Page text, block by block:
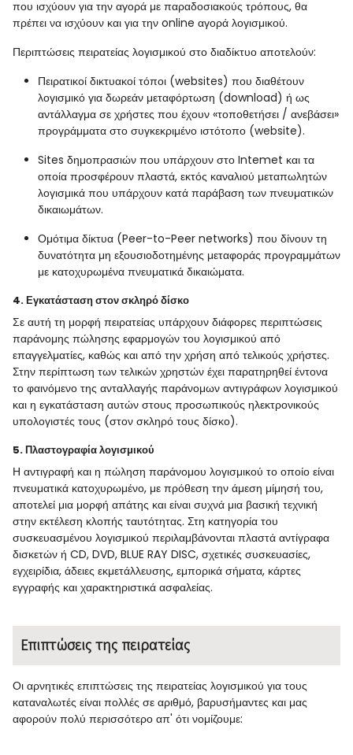
που ισχύουν για την αγορά με παραδοσιακούς τρόπους, θα
πρέπει να ισχύουν και για την online αγορά λογισμικού.
Περιπτώσεις πειρατείας λογισμικού στο διαδίκτυο αποτελούν:
Πειρατικοί δικτυακοί τόποι (websites) που διαθέτουν
λογισμικό για δωρεάν μεταφόρτωση (download) ή ως
αντάλλαγμα σε χρήστες που έχουν «τοποθετήσει / ανεβάσει»
προγράμματα στο συγκεκριμένο ιστότοπο (website).
Sites δημοπρασιών που υπάρχουν στο Intemet και τα
οποία προσφέρουν πλαστά, εκτός καναλιού μεταπωλητών
λογισμικά που υπάρχουν κατά παράβαση των πνευματικών
δικαιωμάτων.
Ομότιμα δίκτυα (Peer-to-Peer networks) που δίνουν τη
δυνατότητα μη εξουσιοδοτημένης μεταφοράς προγραμμάτων
με κατοχυρωμένα πνευματικά δικαιώματα.
4. Εγκατάσταση στον σκληρό δίσκο
Σε αυτή τη μορφή πειρατείας υπάρχουν διάφορες περιπτώσεις
παράνομης πώλησης εφαρμογών του λογισμικού από
επαγγελματίες, καθώς και από την χρήση από τελικούς χρήστες.
Στην περίπτωση των τελικών χρηστών έχει παρατηρηθεί έντονα
το φαινόμενο της ανταλλαγής παράνομων αντιγράφων λογισμικού
και η εγκατάσταση αυτών στους προσωπικούς ηλεκτρονικούς
υπολογιστές τους (στον σκληρό τους δίσκο).
5. Πλαστογραφία λογισμικού
Η αντιγραφή και η πώληση παράνομου λογισμικού το οποίο είναι
πνευματικά κατοχυρωμένο, με πρόθεση την άμεση μίμησή του,
αποτελεί μια μορφή απάτης και είναι συχνά μια βασική τεχνική
στην εκτέλεση κλοπής ταυτότητας. Στη κατηγορία του
συσκευασμένου λογισμικού περιλαμβάνονται πλαστά αντίγραφα
δισκετών ή CD, DVD, BLUE RAY DISC, σχετικές συσκευασίες,
εγχειρίδια, άδειες εκμετάλλευσης, εμπορικά σήματα, κάρτες
εγγραφής και χαρακτηριστικά ασφαλείας.
Επιπτώσεις της πειρατείας
Οι αρνητικές επιπτώσεις της πειρατείας λογισμικού για τους
καταναλωτές είναι πολλές σε αριθμό, βαρυσήμαντες και μας
αφορούν πολύ περισσότερο απ' ότι νομίζουμε: